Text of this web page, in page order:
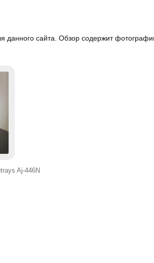
сайта. Обзор содержит
Aj-446N